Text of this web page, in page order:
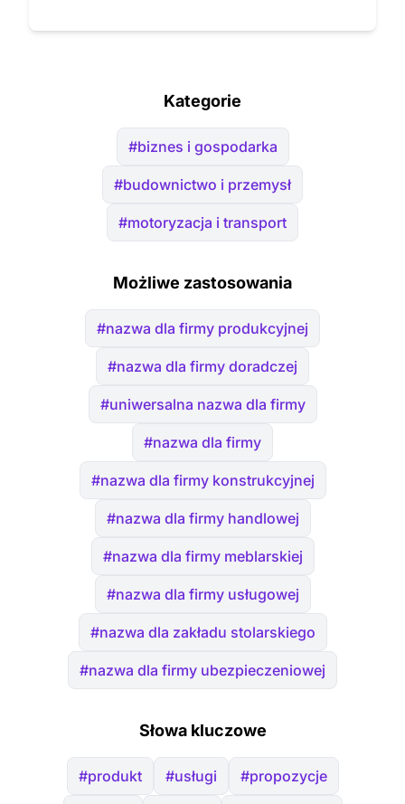
Kategorie
#biznes i gospodarka
#budownictwo i przemysł
#motoryzacja i transport
Możliwe zastosowania
#nazwa dla firmy produkcyjnej
#nazwa dla firmy doradczej
#uniwersalna nazwa dla firmy
#nazwa dla firmy
#nazwa dla firmy konstrukcyjnej
#nazwa dla firmy handlowej
#nazwa dla firmy meblarskiej
#nazwa dla firmy usługowej
#nazwa dla zakładu stolarskiego
#nazwa dla firmy ubezpieczeniowej
Słowa kluczowe
#produkt #usługi #propozycje